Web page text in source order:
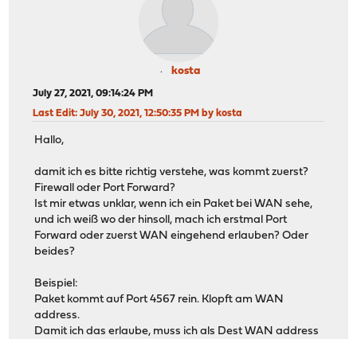
kosta
July 27, 2021, 09:14:24 PM
Last Edit: July 30, 2021, 12:50:35 PM by kosta
Hallo,
damit ich es bitte richtig verstehe, was kommt zuerst?
Firewall oder Port Forward?
Ist mir etwas unklar, wenn ich ein Paket bei WAN sehe,
und ich weiß wo der hinsoll, mach ich erstmal Port
Forward oder zuerst WAN eingehend erlauben? Oder
beides?
Beispiel:
Paket kommt auf Port 4567 rein. Klopft am WAN
address.
Damit ich das erlaube, muss ich als Dest WAN address